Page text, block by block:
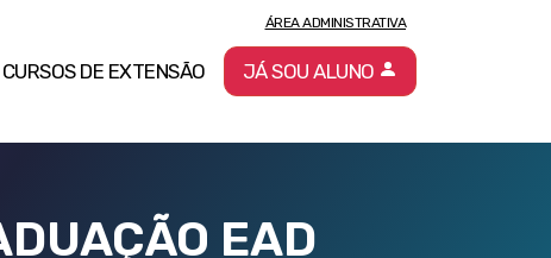
CURSOS DE EXTENSÃO
ÁREA ADMINISTRATIVA
JÁ SOU ALUNO
EAD